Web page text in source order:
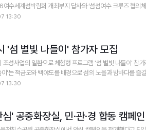
수세계섬박람회 개최부지 답사와 ‘섬섬여수 크루즈 협의체
13:30
'섬 별빛 나들이' 참가자 모집
조성사업의 일환으로 체험형 프로그램 '섬 별빛 나들이' 참
'섬 별빛 나들이'는 적금도와 백야도를 배경으로 섬의 노을과 밤바다를
13:30
' 공중화장실, 민·관·경 합동 캠페인